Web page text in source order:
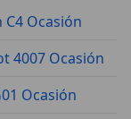
C4 Ocasión
4007 Ocasión
Ocasión